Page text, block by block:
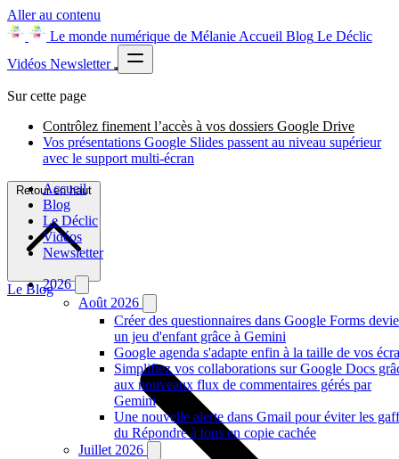
Aller au contenu
Le monde numérique de Mélanie Accueil Blog Le Déclic
Vidéos Newsletter
Accueil
Blog
Le Déclic
Vidéos
Newsletter
2026
Août 2026
Créer des questionnaires dans Google Forms
un jeu d'enfant grâce à Gemini
Google agenda s'adapte enfin à la taille de vos
Simplifiez vos collaborations sur Google Docs
aux nouveaux flux de commentaires gérés par
Gemini
Une nouvelle alerte dans Gmail pour éviter les
du Répondre à tous en copie cachée
Juillet 2026
Sur cette page
Contrôlez finement l’accès à vos dossiers Google Drive
Vos présentations Google Slides passent au niveau supérieur
avec le support multi-écran
Retour en haut
Le Blog